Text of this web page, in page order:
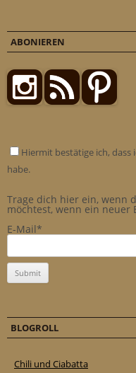
ABONIEREN
Hiermit bestätige ich, dass
habe.
Trage dich hier ein, wenn
möchtest, wenn ein neuer
E-Mail*
BLOGROLL
Chili und Ciabatta